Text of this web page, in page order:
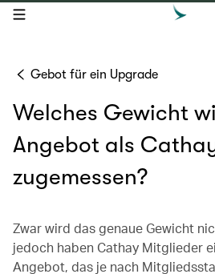
open navigation menu
Gebot für ein Upgrade
Welches Gewicht
Angebot als
zugemessen?
Zwar wird das genaue Gewicht
jedoch haben Cathay Mitglieder
Angebot, das je nach